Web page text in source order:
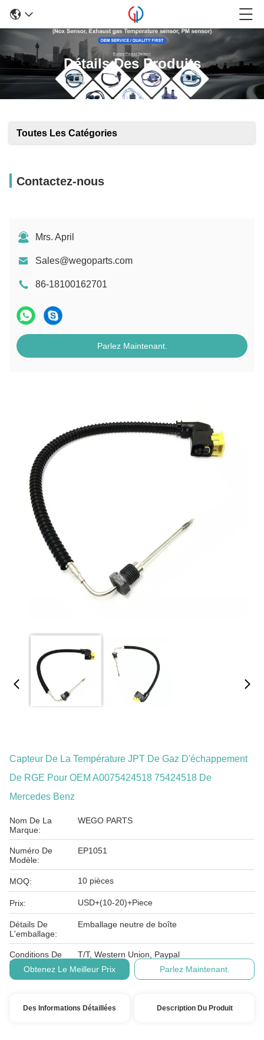
Détails Des Produits
Toutes Les Catégories
Contactez-nous
Mrs. April
Sales@wegoparts.com
86-18100162701
Parlez Maintenant.
Capteur De La Température JPT De Gaz D'échappement
De RGE Pour OEM A0075424518 75424518 De
Mercedes Benz
Nom De La
Marque:
WEGO PARTS
Numéro De
Modèle:
EP1051
MOQ: 10 pièces
Prix: USD+(10-20)+Piece
Détails De
L'emballage:
Emballage neutre de boîte
Conditions De
Paiement:
T/T, Western Union, Paypal
Obtenez Le Meilleur Prix
Parlez Maintenant.
Des Informations Détaillées Description Du Produit